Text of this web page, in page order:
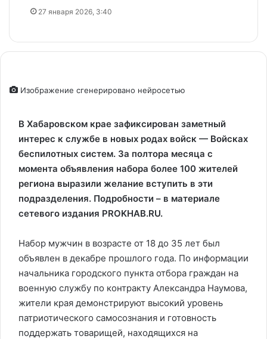
27 января 2026, 3:40
Изображение сгенерировано нейросетью
В Хабаровском крае зафиксирован заметный
интерес к службе в новых родах войск — Войсках
беспилотных систем. За полтора месяца с
момента объявления набора более 100 жителей
региона выразили желание вступить в эти
подразделения. Подробности – в материале
сетевого издания PROKHAB.RU.
Набор мужчин в возрасте от 18 до 35 лет был
объявлен в декабре прошлого года. По информации
начальника городского пункта отбора граждан на
военную службу по контракту Александра Наумова,
жители края демонстрируют высокий уровень
патриотического самосознания и готовность
поддержать товарищей, находящихся на